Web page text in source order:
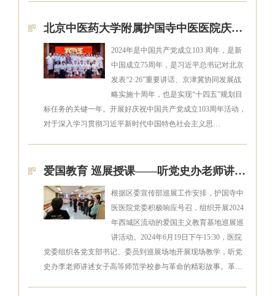
北京中医药大学附属护国寺中医医院庆祝建党103周年系列活动
2024年是中国共产党成立103 周年，是新
中国成立75周年，是习近平总书记对北京
发表“2·26”重要讲话、京津冀协同发展战
略实施十周年，也是实现“十四五”规划目
标任务的关键一年。开展好庆祝中国共产党成立103周年活动，
对于深入学习贯彻习近平新时代中国特色社会主义思…
爱国教育 巡展授课——听党史办老师讲述女高师的精彩革命故事
根据区委宣传部巡展工作安排，护国寺中
医医院党委积极响应号召，组织开展2024
年西城区流动的爱国主义教育基地巡展巡
讲活动。2024年6月19日下午15:30，医院
党委组织各党支部书记、委员到巡展场地开展现场教学，听党
史办李老师讲述女子高等师范学校参与革命的精彩故事。革…